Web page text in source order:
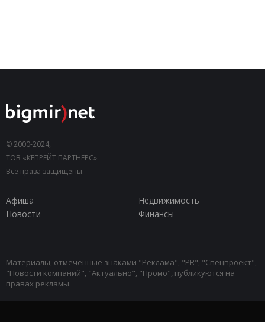
© 2000-2024,
ТОВ «КЕПРЕЙТ ПАРТНЕРС».
Все права защищены.
Афиша
Недвижимость
Новости
Финансы
Материалы, отмеченные знаками "Реклама", "PR", "Спецпроект",
"Новости компаний", "Актуально", "Промо", публикуются на
правах рекламы.